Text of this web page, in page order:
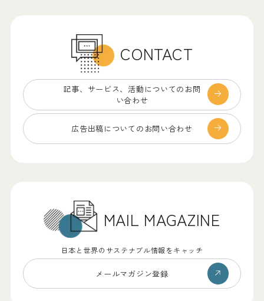
CONTACT
記事、サービス、 活動についてのお問
い合わせ
広告出稿についての お問い合わせ
MAIL MAGAZINE
日本と世界のサステナブル情報をキャッチ
メールマガジン登録